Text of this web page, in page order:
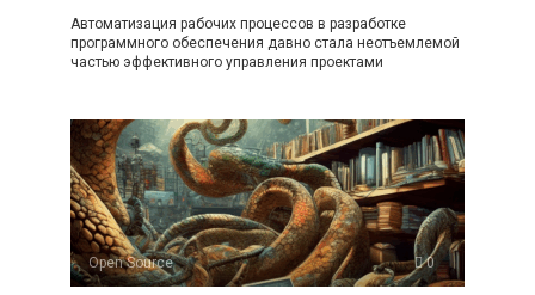
Автоматизация рабочих процессов в разработке
программного обеспечения давно стала неотъемлемой
частью эффективного управления проектами
Open Source 0